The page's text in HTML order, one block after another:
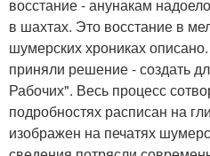
восстание - анунакам
в шахтах. Это восстание в
шумерских хрониках
приняли решение - создать
Рабочих". Весь процесс
подробностях расписан на
изображен на печатях